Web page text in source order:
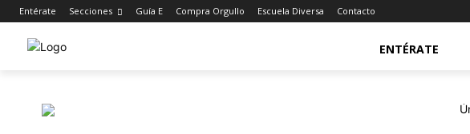
Entérate Secciones Guía E Compra Orgullo Escuela Diversa Contacto
ENTÉRATE